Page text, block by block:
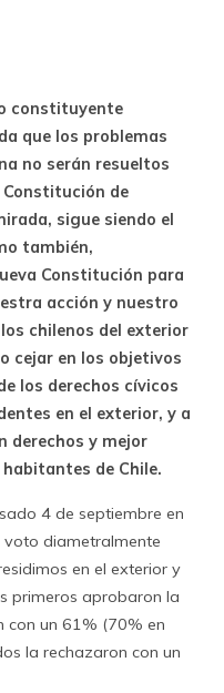
constituyente
que los problemas
no serán resueltos
de
sigue siendo el
también,
Constitución para
acción y nuestro
chilenos del exterior
cejar en los objetivos
los derechos cívicos
en el exterior, y a
derechos y mejor
de Chile.
4 de septiembre en
voto diametralmente
en el exterior y
primeros aprobaron la
con un 61% (70% en
la rechazaron con un